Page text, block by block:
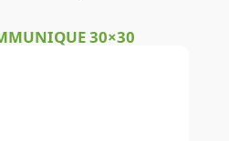
30×30